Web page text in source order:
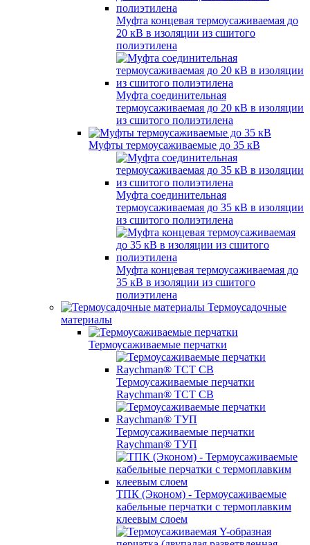
Муфта концевая термоусаживаемая до
20 кВ в изоляции из сшитого
полиэтилена
Муфта соединительная
термоусаживаемая до 20 кВ в изоляции
из сшитого полиэтилена
Муфты термоусаживаемые до 35 кВ
Муфта соединительная
термоусаживаемая до 35 кВ в изоляции
из сшитого полиэтилена
Муфта концевая термоусаживаемая до
35 кВ в изоляции из сшитого
полиэтилена
Термоусадочные
материалы
Термоусаживаемые перчатки
Термоусаживаемые перчатки
Raychman® TCT CB
Термоусаживаемые перчатки
Raychman® ТУП
ТПК (Эконом) - Термоусаживаемые
кабельные перчатки с термоплавким
клеевым слоем